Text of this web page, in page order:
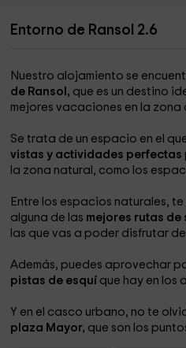
Entorno de Ransol 2.6
Nuestro alojamiento se
de Ransol, que es un destino
mejores vacaciones en la zona
Se trata de un espacio en el
vistas y actividades perfectas
la zona natural, como los
Entre los espacios naturales,
alguna de las mejores rutas de
las que vas a poder disfrutar
Además, puedes aprovechar
pistas de esquí que hay en los
Y en el casco urbano, no te
plaza Mayor, que son los